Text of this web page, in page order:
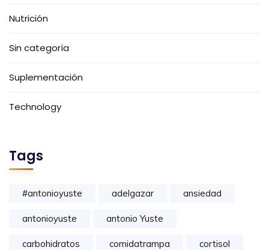
Nutrición
Sin categoría
Suplementación
Technology
Tags
#antonioyuste adelgazar ansiedad
antonioyuste antonio Yuste
carbohidratos comidatrampa cortisol